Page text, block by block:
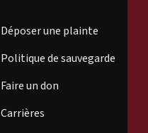
Déposer une plainte
Politique de sauvegarde
Faire un don
Carrières